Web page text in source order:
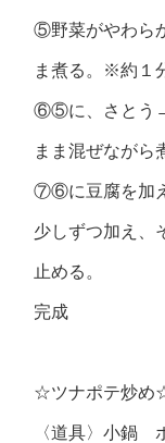
⑤野菜がやわら
ま煮る。※約１
⑥⑤に、さとう→
まま混ぜながら
⑦⑥に豆腐を加
少しずつ加え、
止める。
完成
☆ツナポテ炒め
〈道具〉小鍋